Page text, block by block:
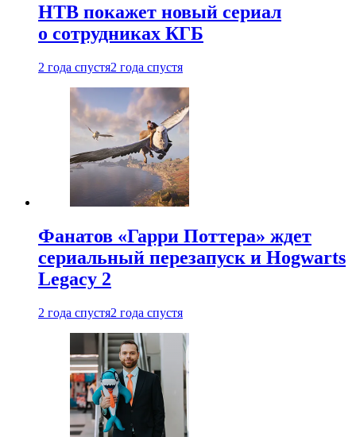
НТВ покажет новый сериал
о сотрудниках КГБ
2 года спустя2 года спустя
Фанатов «Гарри Поттера» ждет
сериальный перезапуск и Hogwarts
Legacy 2
2 года спустя2 года спустя